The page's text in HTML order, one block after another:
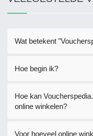
Wat betekent
Hoe begin ik?
Hoe kan
online winkelen?
Voor hoeveel online